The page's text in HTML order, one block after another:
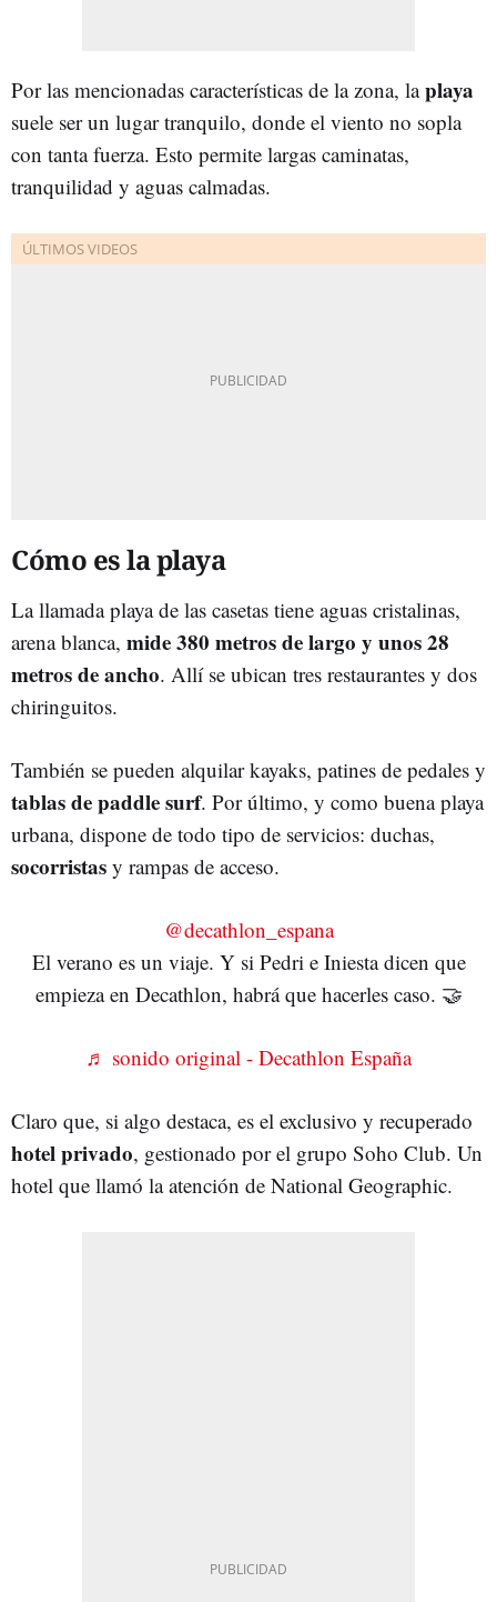
Por las mencionadas características de la zona, laplaya
suele ser un lugar tranquilo, donde el viento no sopla
con tanta fuerza. Esto permite largas caminatas,
tranquilidad y aguas calmadas.
Cómo es la playa
La llamada playa de las casetas tiene aguas cristalinas,
arena blanca, mide 380 metros de largo y unos 28
metros de ancho. Allí se ubican tres restaurantes y dos
chiringuitos.
También se pueden alquilar kayaks, patines de pedales y
tablas de paddle surf. Por último, y como buena playa
urbana, dispone de todo tipo de servicios: duchas,
socorristas y rampas de acceso.
@decathlon_espana
El verano es un viaje. Y si Pedri e Iniesta dicen que
empieza en Decathlon, habrá que hacerles caso. 🤝
♬ sonido original - Decathlon España
Claro que, si algo destaca, es el exclusivo y recuperado
hotel privado, gestionado por el grupo Soho Club. Un
hotel que llamó la atención de National Geographic.